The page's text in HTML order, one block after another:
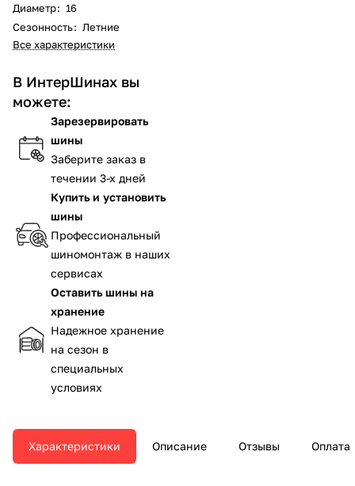
Диаметр: 16
Сезонность: Летние
Все характеристики
В ИнтерШинах вы
можете:
Зарезервировать
шины
Заберите заказ в
течении 3-х дней
Купить и установить
шины
Профессиональный
шиномонтаж в наших
сервисах
Оставить шины на
хранение
Надежное хранение
на сезон в
специальных
условиях
Характеристики Описание Отзывы Оплата